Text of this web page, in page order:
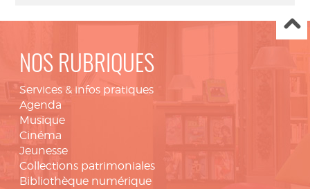
NOS RUBRIQUES
Services & infos pratiques
Agenda
Musique
Cinéma
Jeunesse
Collections patrimoniales
Bibliothèque numérique